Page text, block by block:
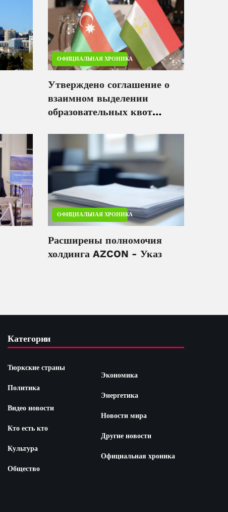
ОФИЦИАЛЬНАЯ ХРОНИКА
Утверждено соглашение о
взаимном выделении
образовательных квот
Таджикистаном
ОФИЦИАЛЬНАЯ ХРОНИКА
Расширены полномочия
холдинга AZCON - Указ
Категории
Тюркские страны
Политика
Видео новости
Кто есть кто
Культура
Общество
Экономика
Энергетика
Новости мира
Другие новости
Официальная хроника